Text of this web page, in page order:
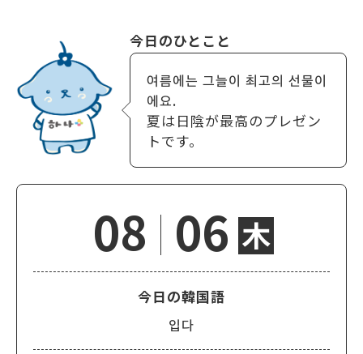
今日のひとこと
여름에는 그늘이 최고의 선물이
에요.
夏は日陰が最高のプレゼン
トです。
08 06 木
今日の韓国語
입다